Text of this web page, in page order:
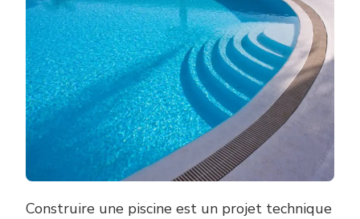
Construire une piscine est un projet technique